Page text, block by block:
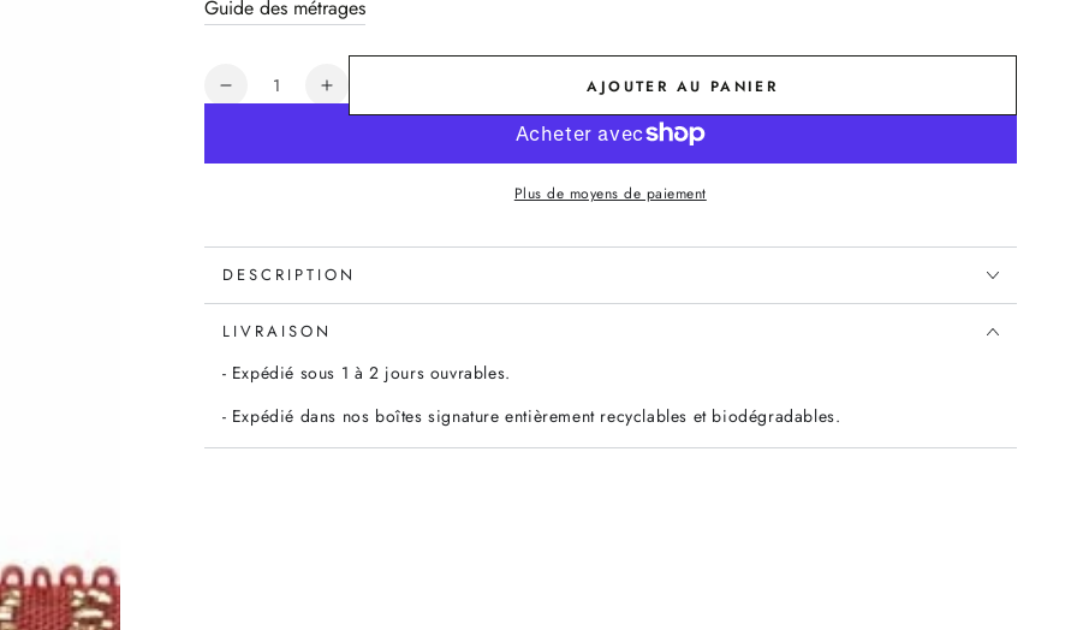
Guide des métrages
Quantité
Réduire
de
pois
lurex
doré
10mm,
Augmenter
de
pois
lurex
doré
10mm,
AJOUTER AU PANIER
Plus de moyens de paiement
DESCRIPTION
LIVRAISON
- Expédié sous 1 à 2 jours ouvrables.
- Expédié dans nos boîtes signature entièrement recyclables et biodégradables.